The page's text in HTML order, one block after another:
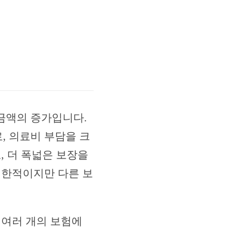
액의 증가입니다.
의료비 부담을 크
더 폭넓은 보장을
적이지만 다른 보
러 개의 보험에